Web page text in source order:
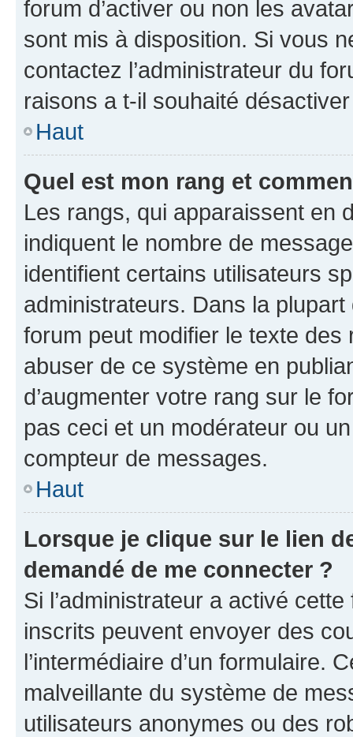
forum d’activer ou non les
sont mis à disposition. Si vous
contactez l’administrateur du
raisons a t-il souhaité
Haut
Quel est mon rang et
Les rangs, qui apparaissent en
indiquent le nombre de
identifient certains utilisateurs
administrateurs. Dans la
forum peut modifier le texte
abuser de ce système en
d’augmenter votre rang sur le
pas ceci et un modérateur ou
compteur de messages.
Haut
Lorsque je clique sur le lien
demandé de me connecter ?
Si l’administrateur a activé
inscrits peuvent envoyer des
l’intermédiaire d’un formulaire.
malveillante du système de
utilisateurs anonymes ou des